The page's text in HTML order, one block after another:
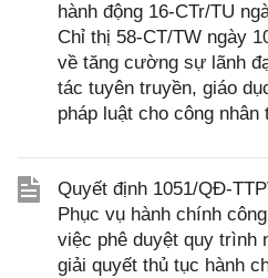
hành động 16-CTr/TU
Chỉ thị 58-CT/TW ngày
về tăng cường sự lãnh
tác tuyên truyền, giáo
pháp luật cho công
Quyết định 1051/QĐ-
Phục vụ hành chính
việc phê duyệt quy trình
giải quyết thủ tục hành